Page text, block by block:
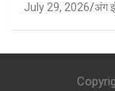
July 29, 2026 अंग